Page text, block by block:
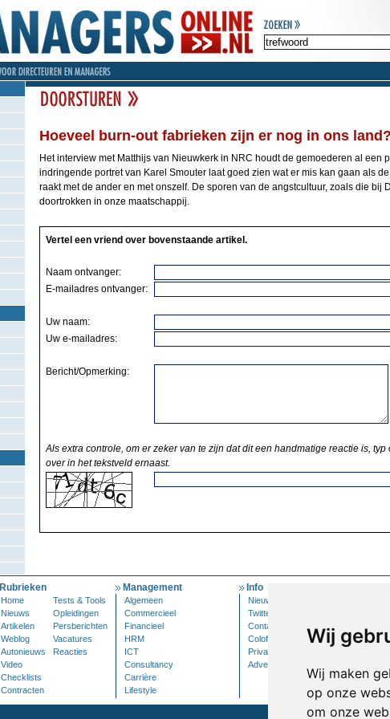
Wij
Wij maken
op onze
om onze
Hoeveel burn-out fabrieken zijn er nog in ons land?
Het interview met Matthijs van Nieuwkerk in NRC houdt de gemoederen al een
indringende portret van Karel Smouter laat goed zien wat er mis kan gaan als
raakt met de ander en met onszelf. De sporen van de angstcultuur, zoals die bij
doortrokken in onze maatschappij.
Vertel een vriend over bovenstaande artikel.
Naam ontvanger:
E-mailadres ontvanger:
Uw naam:
Uw e-mailadres:
Bericht/Opmerking:
Als extra controle, om er zeker van te zijn dat dit een handmatige reactie is,
over in het tekstveld ernaast.
Rubrieken
Home
Tests & Tools
Nieuws
Opleidingen
Artikelen
Persberichten
Weblog
Vacatures
Autonieuws
Reacties
Video
Checklists
Contracten
Management
Algemeen
Commercieel
Financieel
HRM
ICT
Consultancy
Carrière
Lifestyle
Info
Nieuwsbrief
Twitter
Contact
Colofon
Privacy
Adverteren